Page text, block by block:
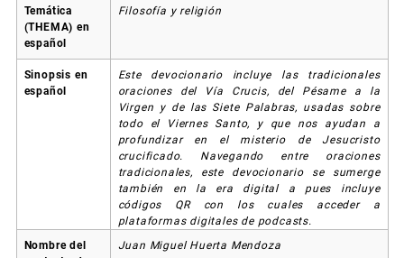
Temática
(THEMA) en
español
Filosofía y religión
Sinopsis en
español
Este devocionario incluye las tradicionales
oraciones del Vía Crucis, del Pésame a la
Virgen y de las Siete Palabras, usadas sobre
todo el Viernes Santo, y que nos ayudan a
profundizar en el misterio de Jesucristo
crucificado. Navegando entre oraciones
tradicionales, este devocionario se sumerge
también en la era digital a pues incluye
códigos QR con los cuales acceder a
plataformas digitales de podcasts.
Nombre del
Juan Miguel Huerta Mendoza